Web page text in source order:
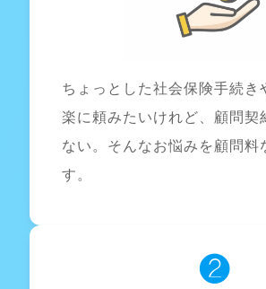
ちょっとした社会保険手続き
楽に頼みたいけれど、顧問契
ない。そんなお悩みを顧問料
す。
❷